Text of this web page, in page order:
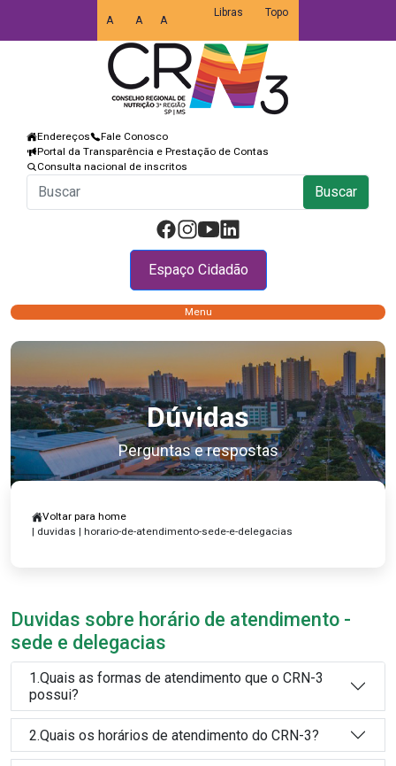
A A A
Topo
Endereços
Fale Conosco
Portal da Transparência e Prestação de Contas
Consulta nacional de inscritos
Buscar
Espaço Cidadão
Menu
Dúvidas
Perguntas e respostas
Voltar para home
| duvidas | horario-de-atendimento-sede-e-delegacias
Duvidas sobre horário de atendimento -
sede e delegacias
1.Quais as formas de atendimento que o CRN-3
possui?
2.Quais os horários de atendimento do CRN-3?